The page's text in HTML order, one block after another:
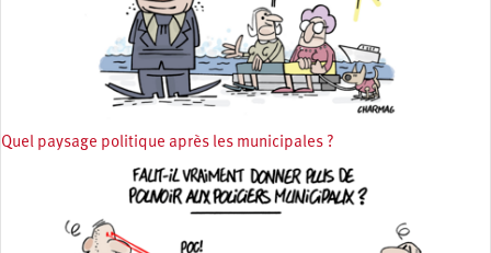
Quel paysage politique après les municipales ?